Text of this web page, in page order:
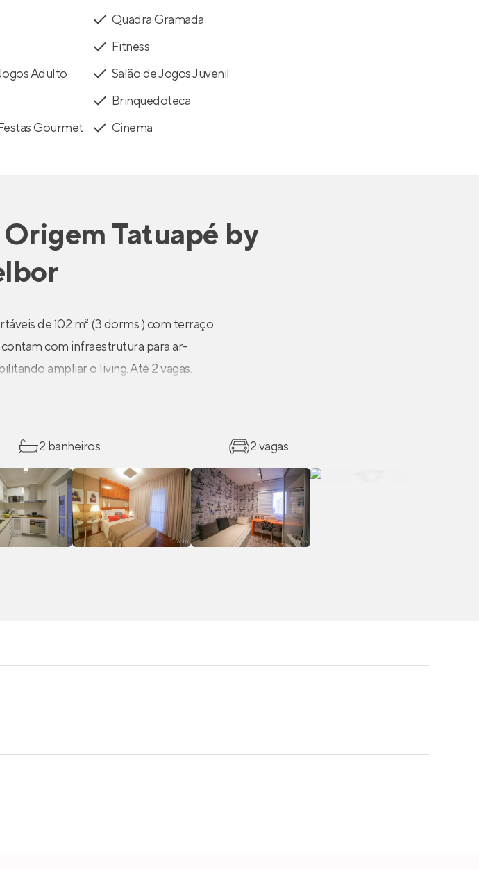
Quadra Gramada
Fitness
Adulto
Salão de Jogos Juvenil
Brinquedoteca
Gourmet Cinema
Origem Tatuapé by
de 102 m² (3 dorms.) com terraço
com infraestrutura para ar-
ampliar o living. Até 2 vagas.
2 banheiros 2 vagas